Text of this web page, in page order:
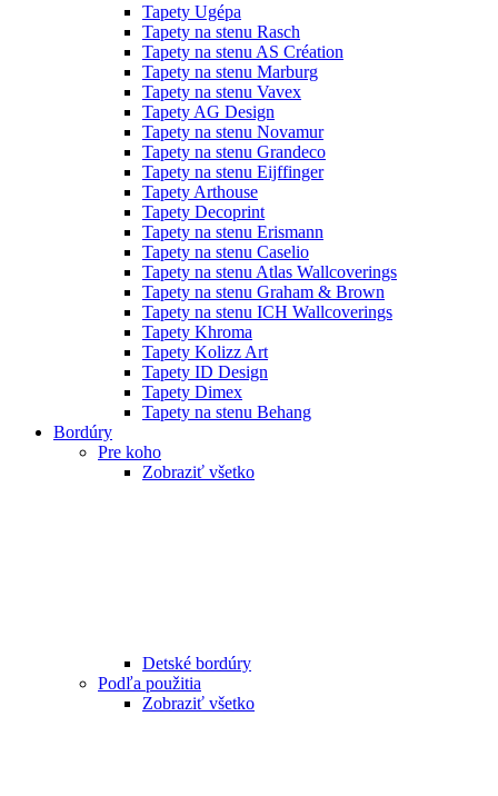
Tapety Ugépa
Tapety na stenu Rasch
Tapety na stenu AS Création
Tapety na stenu Marburg
Tapety na stenu Vavex
Tapety AG Design
Tapety na stenu Novamur
Tapety na stenu Grandeco
Tapety na stenu Eijffinger
Tapety Arthouse
Tapety Decoprint
Tapety na stenu Erismann
Tapety na stenu Caselio
Tapety na stenu Atlas Wallcoverings
Tapety na stenu Graham & Brown
Tapety na stenu ICH Wallcoverings
Tapety Khroma
Tapety Kolizz Art
Tapety ID Design
Tapety Dimex
Tapety na stenu Behang
Bordúry
Pre koho
Zobraziť všetko
Detské bordúry
Podľa použitia
Zobraziť všetko